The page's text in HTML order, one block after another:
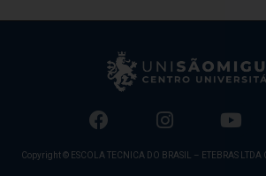
Copyright © ESCOLA TECNICA DO BRASIL – ETEBRAS